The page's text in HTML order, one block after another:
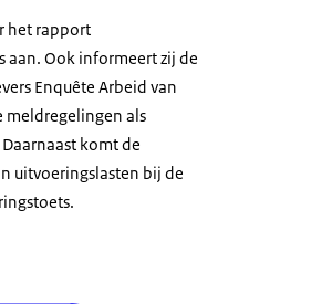
het rapport
aan. Ook informeert zij de
Enquête Arbeid van
meldregelingen als
komt de
uitvoeringslasten bij de